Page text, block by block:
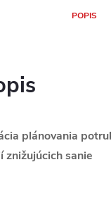
POPIS
plánovania
znižujúcich sanie